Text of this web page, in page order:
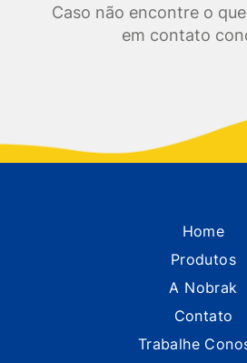
Caso não encontre o
em contato
Home
Produtos
A Nobrak
Contato
Trabalhe